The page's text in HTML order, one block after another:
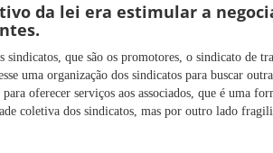
da lei era estimular a
sindicatos, que são os promotores, o sindicato de
uma organização dos sindicatos para buscar
oferecer serviços aos associados, que é uma
coletiva dos sindicatos, mas por outro lado